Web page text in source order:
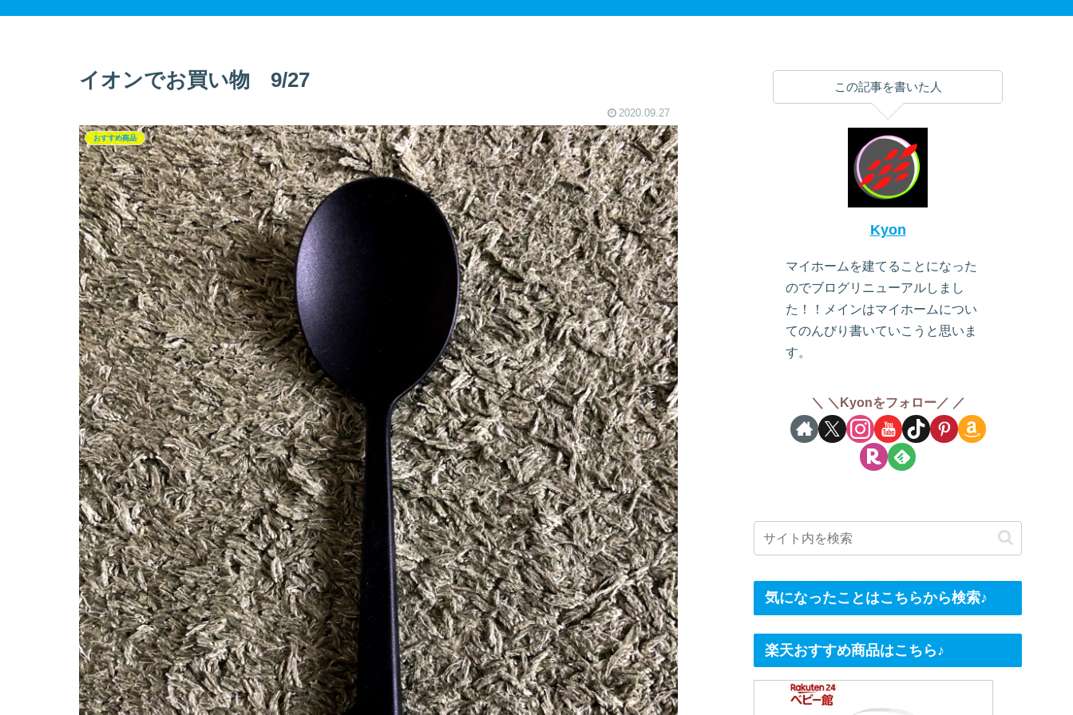
イオンでお買い物 9/27
2020.09.27
おすすめ商品
この記事を書いた人
Kyon
マイホームを建てることになった
のでブログリニューアルしまし
た！！メインはマイホームについ
てのんびり書いていこうと思いま
す。
＼Kyonをフォロー／
気になったことはこちらから検索♪
楽天おすすめ商品はこちら♪